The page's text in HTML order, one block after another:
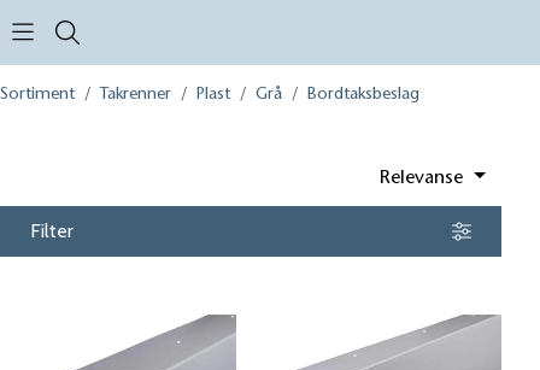
Open search modal
Sortiment Takrenner Plast Grå Bordtaksbeslag
Relevanse
Filter
Bordtaksbeslag C 87 grå Bordtaksbeslag C 135 grå